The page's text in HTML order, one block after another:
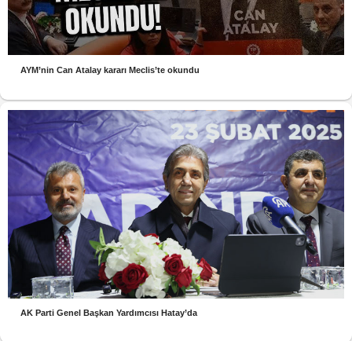
AYM’nin Can Atalay kararı Meclis’te okundu
AK Parti Genel Başkan Yardımcısı Hatay’da